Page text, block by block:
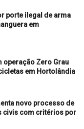
porte ilegal de arma
em
operação Zero Grau
em Hortolândia
novo processo de
civis com critérios por